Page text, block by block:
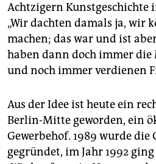
Achtzigern Kunstgeschichte
„Wir dachten damals ja, wir
machen; das war und ist
haben dann doch immer
und noch immer verdienen
Aus der Idee ist heute ein
Berlin-Mitte geworden, ein
Gewerbehof. 1989 wurde die
gegründet, im Jahr 1992